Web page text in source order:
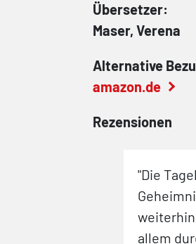
Übersetzer:
Maser, Verena
Alternative
amazon.de
Rezensionen
"Die
allem